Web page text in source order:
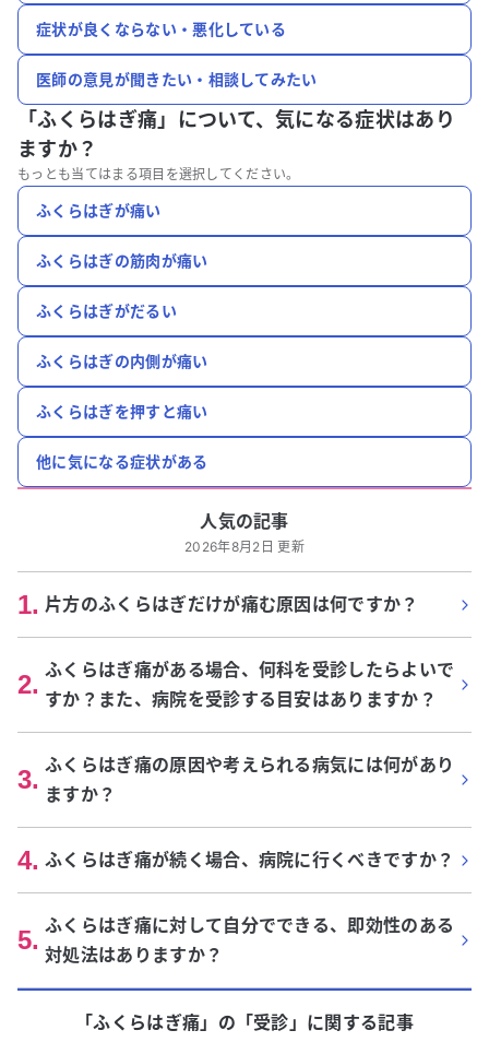
症状が良くならない・悪化している
医師の意見が聞きたい・相談してみたい
「ふくらはぎ痛」について、気になる症状はあり
ますか？
もっとも当てはまる項目を選択してください。
ふくらはぎが痛い
ふくらはぎの筋肉が痛い
ふくらはぎがだるい
ふくらはぎの内側が痛い
ふくらはぎを押すと痛い
他に気になる症状がある
人気の記事
2026年8月2日 更新
1. 片方のふくらはぎだけが痛む原因は何ですか？
2. ふくらはぎ痛がある場合、何科を受診したらよいで
すか？また、病院を受診する目安はありますか？
3. ふくらはぎ痛の原因や考えられる病気には何があり
ますか？
4. ふくらはぎ痛が続く場合、病院に行くべきですか？
5. ふくらはぎ痛に対して自分でできる、即効性のある
対処法はありますか？
「ふくらはぎ痛」 の「受診 」に関する記事